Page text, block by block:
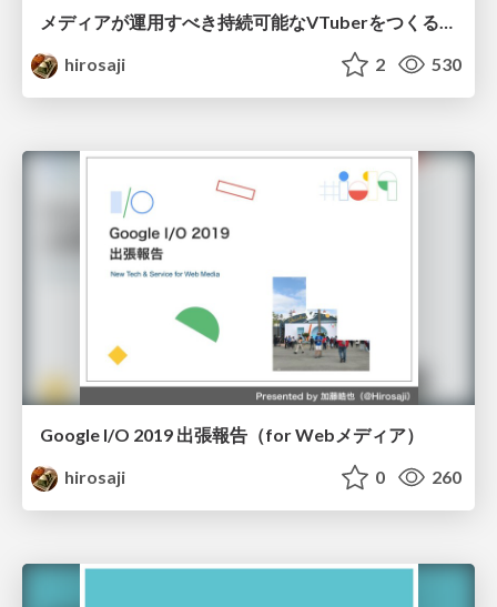
hirosaji
2 530
Google I/O 2019 出張報告（for Webメディア）
hirosaji
0 260